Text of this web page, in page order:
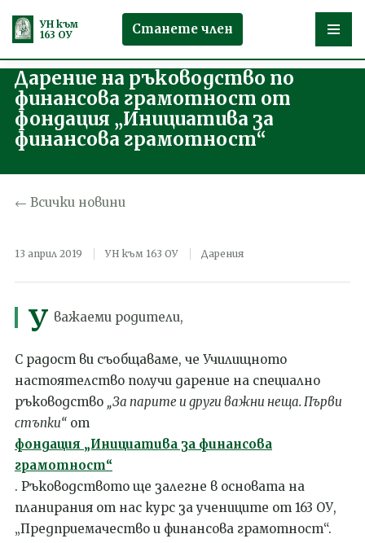
Продължете
към
съдържанието
УН към
163 ОУ
Станете член
Дарение на ръководство по
финансова грамотност от
фондация „Инициатива за
финансова грамотност“
← Всички новини
13 април 2019 УН към 163 ОУ Дарения
У важаеми родители,
С радост ви съобщаваме, че Училищното
настоятелство получи дарение на специално
ръководство „За парите и други важни неща. Първи
стъпки“ от
фондация „Инициатива за финансова
грамотност“
. Ръководството ще залегне в основата на
планирания от нас курс за учениците от 163 ОУ,
„Предприемачество и финансова грамотност“.